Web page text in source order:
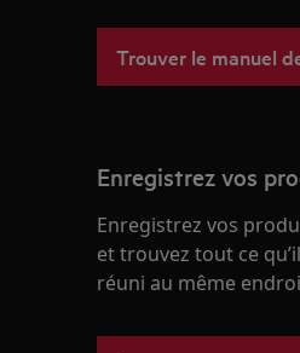
Trouver le manuel
Enregistrez vos
Enregistrez vos
et trouvez tout ce
réuni au même